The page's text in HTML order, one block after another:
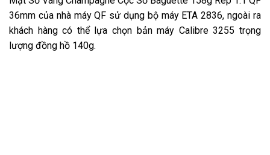
36mm của nhà máy QF sử dụng bộ máy ETA 2836, ngoài ra
khách hàng có thể lựa chọn bản máy Calibre 3255 trọng
lượng đồng hồ 140g.